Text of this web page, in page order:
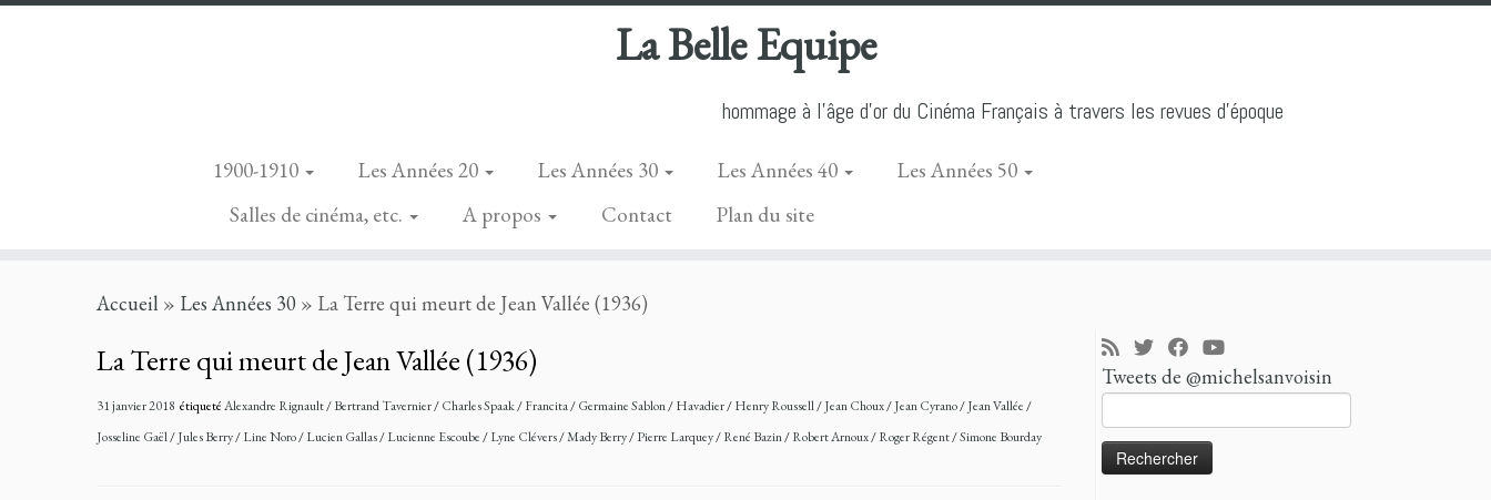
La Belle Equipe
hommage à l'âge d'or du Cinéma Français à travers les revues d'époque
1900-1910 Les Années 20 Les Années 30 Les Années 40
Les Années 50
Salles de cinéma, etc.
A propos Contact Plan du site
Accueil » Les Années 30 » La Terre qui meurt de Jean Vallée (1936)
La Terre qui meurt de Jean Vallée (1936)
31 janvier 2018 étiquetéAlexandre Rignault/Bertrand Tavernier/Charles Spaak/Francita/Germaine Sablon/Havadier/Henry Roussell/Jean Choux/Jean Cyrano/Jean Vallée/
Josseline Gaël/Jules Berry/Line Noro/Lucien Gallas/Lucienne Escoube/Lyne Clévers/Mady Berry/Pierre Larquey/René Bazin/Robert Arnoux/Roger Régent/Simone Bourday
Tweets de @michelsanvoisin